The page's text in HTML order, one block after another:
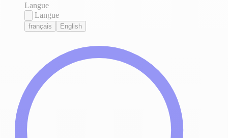
Langue
Langue
français English